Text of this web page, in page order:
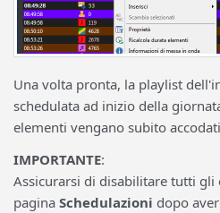
Una volta pronta, la playlist
schedulata ad inizio della
elementi vengano subito
IMPORTANTE:
Assicurarsi di disabilitare tutti gli
pagina Schedulazioni dopo